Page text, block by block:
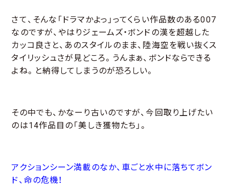
さて、そんな「ドラマかよっ」ってくらい作品数のある007
なのですが、やはりジェームズ・ボンドの漢を超越した
カッコ良さと、あのスタイルのまま、陸海空を戦い抜くス
タイリッシュさが見どころ。うんまぁ、ボンドならできる
よね。と納得してしまうのが恐ろしい。
その中でも、かなーり古いのですが、今回取り上げたい
のは14作品目の「美しき獲物たち」。
アクションシーン満載のなか、車ごと水中に落ちてボン
ド、命の危機！